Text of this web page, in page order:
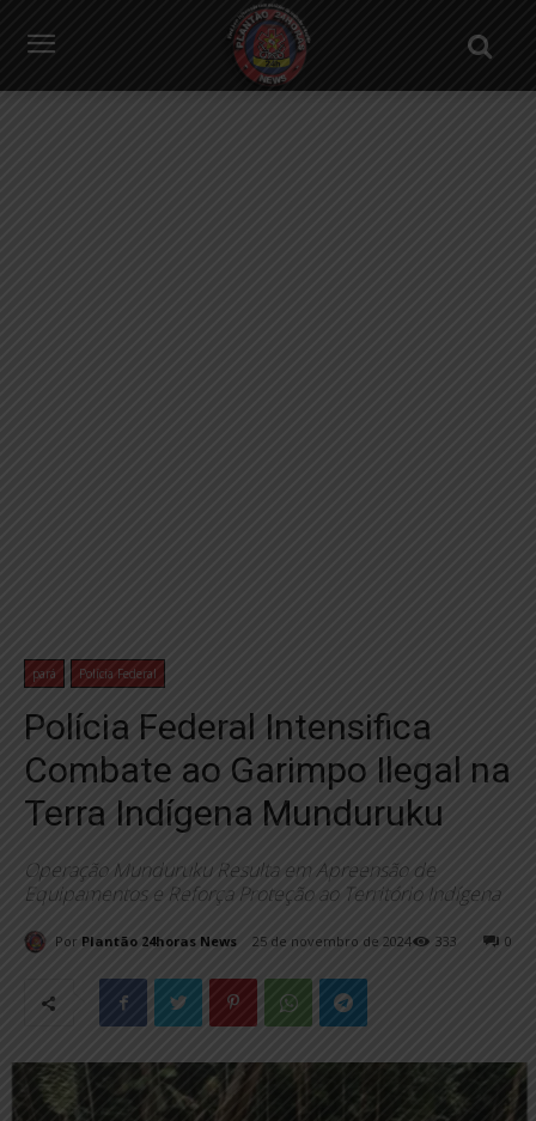
pará Polícia Federal
Polícia Federal Intensifica
Combate ao Garimpo Ilegal na
Terra Indígena Munduruku
Operação Munduruku Resulta em Apreensão de
Equipamentos e Reforça Proteção ao Território Indígena
Por Plantão 24horas News 25 de novembro de 2024 0
333